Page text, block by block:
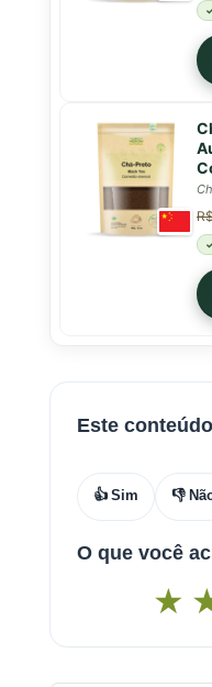
Este
👍 Sim 👎
O que você
★